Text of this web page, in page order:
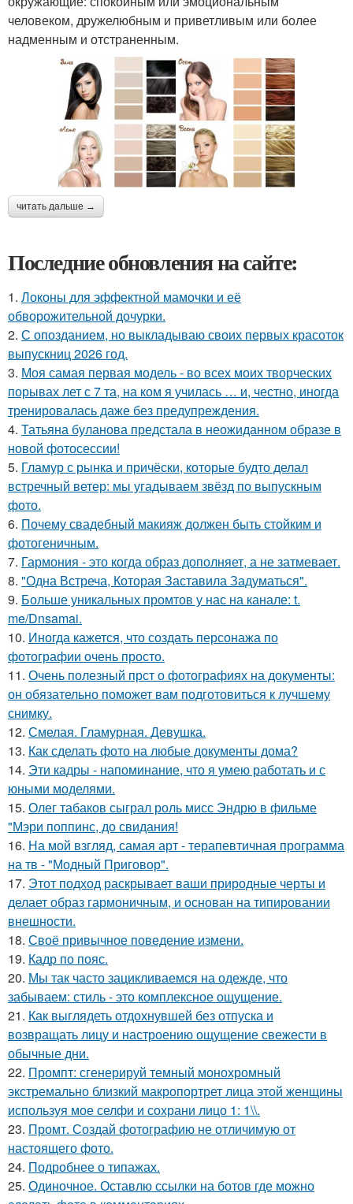
человеком, дружелюбным и приветливым или более
надменным и отстраненным.
читать дальше →
Последние обновления на сайте:
1. Локоны для эффектной мамочки и её
обворожительной дочурки.
2. С опозданием, но выкладываю своих первых красоток
выпускниц 2026 год.
3. Моя самая первая модель - во всех моих творческих
порывах лет с 7 та, на ком я училась … и, честно, иногда
тренировалась даже без предупреждения.
4. Татьяна буланова предстала в неожиданном образе в
новой фотосессии!
5. Гламур с рынка и причёски, которые будто делал
встречный ветер: мы угадываем звёзд по выпускным
фото.
6. Почему свадебный макияж должен быть стойким и
фотогеничным.
7. Гармония - это когда образ дополняет, а не затмевает.
8. "Одна Встреча, Которая Заставила Задуматься".
9. Больше уникальных промтов у нас на канале: t.
me/Dnsamai.
10. Иногда кажется, что создать персонажа по
фотографии очень просто.
11. Очень полезный прст о фотографиях на документы:
он обязательно поможет вам подготовиться к лучшему
снимку.
12. Смелая. Гламурная. Девушка.
13. Как сделать фото на любые документы дома?
14. Эти кадры - напоминание, что я умею работать и с
юными моделями.
15. Олег табаков сыграл роль мисс Эндрю в фильме
"Мэри поппинс, до свидания!
16. На мой взгляд, самая арт - терапевтичная программа
на тв - "Модный Приговор".
17. Этот подход раскрывает ваши природные черты и
делает образ гармоничным, и основан на типировании
внешности.
18. Своё привычное поведение измени.
19. Кадр по пояс.
20. Мы так часто зацикливаемся на одежде, что
забываем: стиль - это комплексное ощущение.
21. Как выглядеть отдохнувшей без отпуска и
возвращать лицу и настроению ощущение свежести в
обычные дни.
22. Промпт: сгенерируй темный монохромный
экстремально близкий макропортрет лица этой женщины
используя мое селфи и сохрани лицо 1: 1\\.
23. Промт. Создай фотографию не отличимую от
настоящего фото.
24. Подробнее о типажах.
25. Одиночное. Оставлю ссылки на ботов где можно